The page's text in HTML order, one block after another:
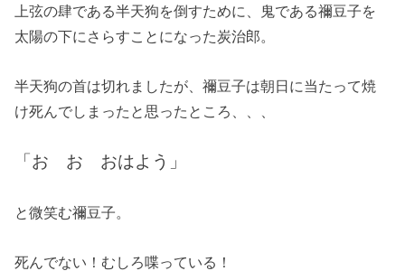
上弦の肆である半天狗を倒すために、鬼である禰豆子を
太陽の下にさらすことになった炭治郎。
半天狗の首は切れましたが、禰豆子は朝日に当たって焼
け死んでしまったと思ったところ、、、
「お お おはよう」
と微笑む禰豆子。
死んでない！むしろ喋っている！